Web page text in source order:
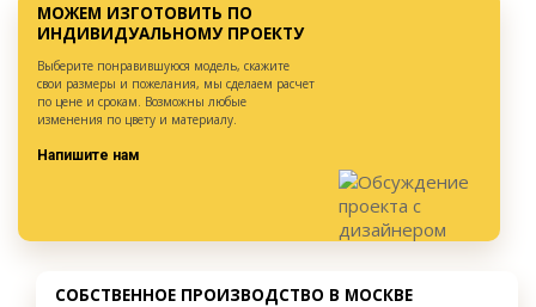
МОЖЕМ ИЗГОТОВИТЬ ПО
ИНДИВИДУАЛЬНОМУ ПРОЕКТУ
Выберите понравившуюся модель, скажите
свои размеры и пожелания, мы сделаем расчет
по цене и срокам. Возможны любые
изменения по цвету и материалу.
Напишите нам
СОБСТВЕННОЕ ПРОИЗВОДСТВО В МОСКВЕ